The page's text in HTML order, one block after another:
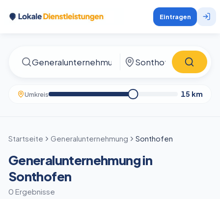
Eintragen
Umkreis 15 km
Startseite Generalunternehmung Sonthofen
Generalunternehmung in
Sonthofen
0 Ergebnisse